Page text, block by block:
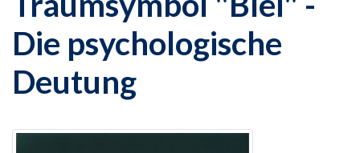
Die psychologische
Deutung